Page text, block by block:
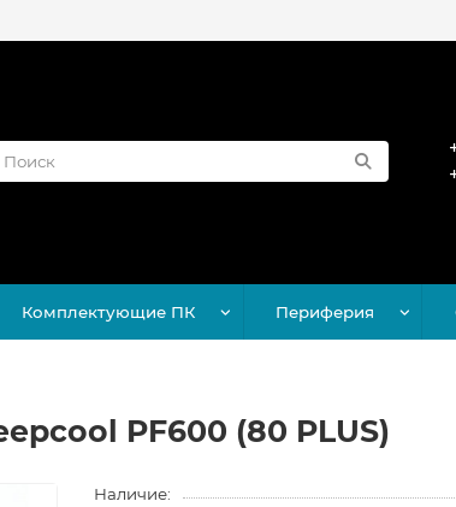
Комплектующие ПК Периферия
PF600 (80 PLUS)
Наличие: